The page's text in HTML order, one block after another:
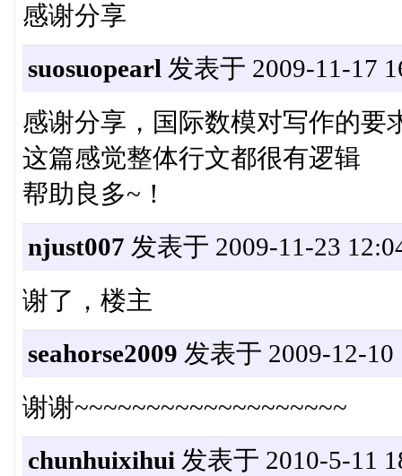
感谢分享
suosuopearl 发表于 2009-11-17
感谢分享，国际数模对写作的要
这篇感觉整体行文都很有逻辑
帮助良多~！
njust007 发表于 2009-11-23
谢了，楼主
seahorse2009 发表于 2009-12-10
谢谢~~~~~~~~~~~~~~~~~~~
chunhuixihui 发表于 2010-5-11